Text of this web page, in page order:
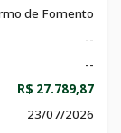
de Fomento
--
--
R$ 27.789,87
23/07/2026